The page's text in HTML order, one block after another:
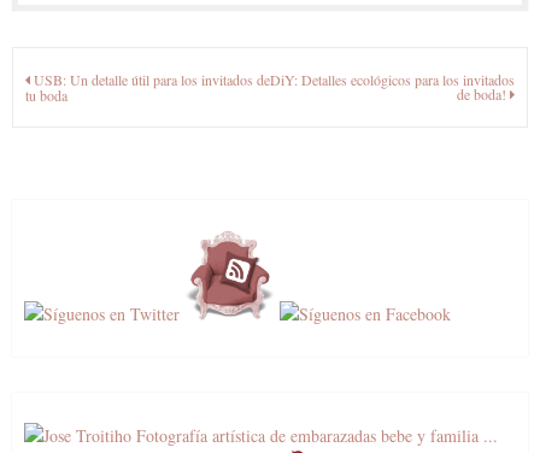
Navegación
de
entradas
USB: Un detalle útil para los invitados de
tu boda
DiY: Detalles ecológicos para los invitados
de boda!